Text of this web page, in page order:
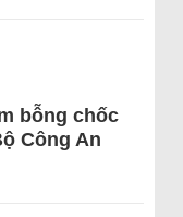
bỗng chốc
Công An